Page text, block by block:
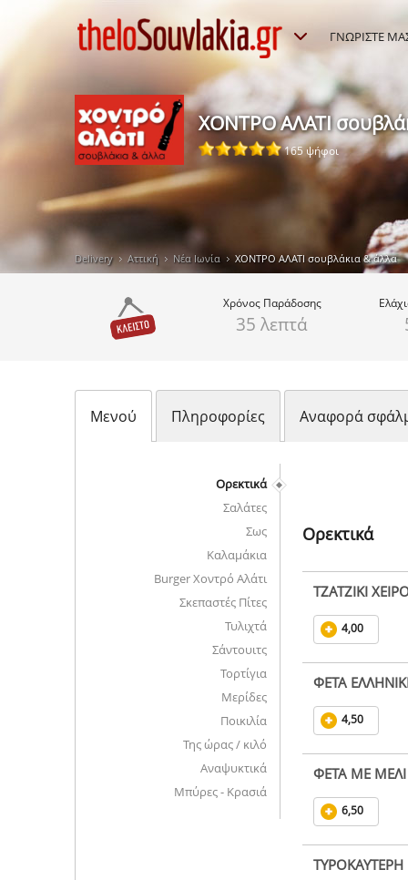
ΓΝΩΡΙΣΤΕ
ΧΟΝΤΡΟ ΑΛΑΤΙ
165 ψήφοι
Delivery Αττική Νέα Ιωνία ΧΟΝΤΡΟ ΑΛΑΤΙ σουβλάκια & άλλα
Χρόνος Παράδοσης
35 λεπτά
Μενού Πληροφορίες Αναφορά
Ορεκτικά
Σαλάτες
Σως
Καλαμάκια
Burger Χοντρό Αλάτι
Σκεπαστές Πίτες
Τυλιχτά
Σάντουιτς
Τορτίγια
Μερίδες
Ποικιλία
Της ώρας / κιλό
Αναψυκτικά
Μπύρες - Κρασιά
Ορεκτικά
ΤΖΑΤΖΙΚΙ
4,00
ΦΕΤΑ
4,50
ΦΕΤΑ ΜΕ ΜΕΛΙ
6,50
ΤΥΡΟΚΑΥΤΕΡΗ